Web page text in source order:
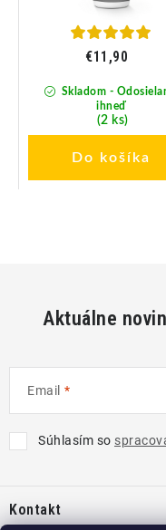
Skladom -
ihneď
(2 ks)
€11,90
Do košíka
Aktuálne
Email
Súhlasím so
pKontakt